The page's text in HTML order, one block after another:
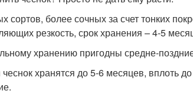
сортов, более сочных за счет тонких
резкость, срок хранения – 4-5
хранению пригодны средне-
хранятся до 5-6 месяцев, вплоть